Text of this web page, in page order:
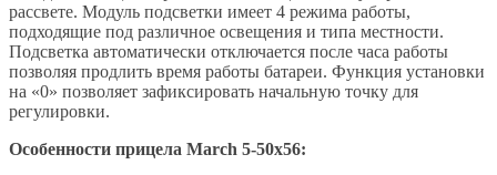
рассвете. Модуль подсветки имеет 4 режима работы,
подходящие под различное освещения и типа местности.
Подсветка автоматически отключается после часа работы
позволяя продлить время работы батареи. Функция установки
на «0» позволяет зафиксировать начальную точку для
регулировки.
Особенности прицела March 5-50x56: